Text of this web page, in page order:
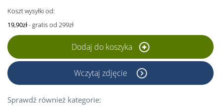
Koszt wysyłki od:
19,90zł- gratis od 299zł
Dodaj do koszyka
Wczytaj zdjęcie
Sprawdź również kategorie: